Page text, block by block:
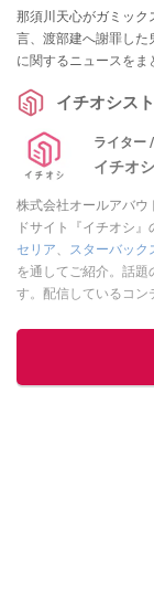
那須川天心がガミック
言、渡部建へ謝罪した
に関するニュースをま
イチオシスト
ライター
イチオ
株式会社オールアバ
ドサイト『イチオシ』
セリア、 スターバック
を通してご紹介。話
す。配信しているコン
ニュースでフォロー